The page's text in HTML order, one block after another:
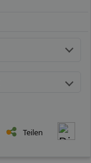
Teilen